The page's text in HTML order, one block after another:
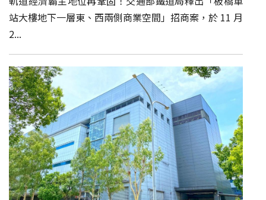
站大樓地下一層東、西兩側商業空間」招商案，於 11 月
2...